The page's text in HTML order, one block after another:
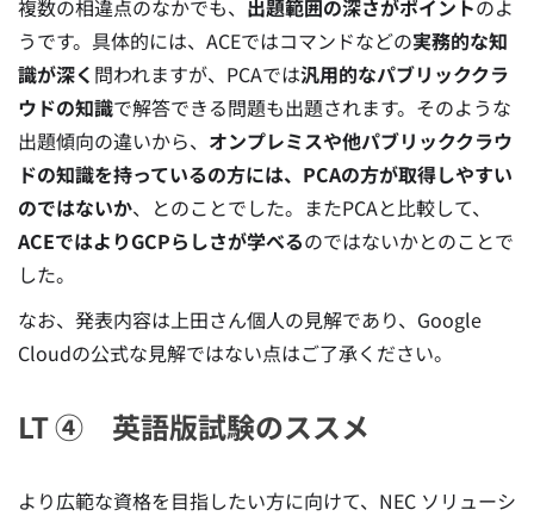
複数の相違点のなかでも、 出題範囲の深さがポイントのよ
うです。具体的には、ACEではコマンドなどの実務的な知
識が深く 問われますが、PCAでは汎用的なパブリッククラ
ウドの知識で解答できる問題も出題されます。そのような
出題傾向の違いから、 オンプレミスや他パブリッククラウ
ドの知識を持っているの方には、PCAの方が取得しやすい
のではないか、とのことでした。またPCAと比較して、
ACEではよりGCPらしさが学べるのではないかとのことで
した。
なお、発表内容は上田さん個人の見解であり、Google
Cloudの公式な見解ではない点はご了承ください。
LT ④ 英語版試験のススメ
より広範な資格を目指したい方に向けて、NEC ソリューシ